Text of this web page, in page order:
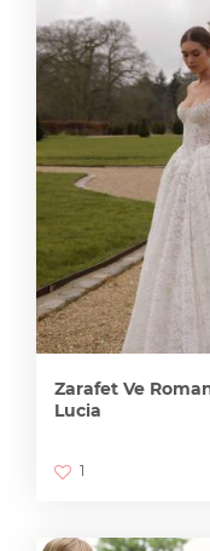
Zarafet Ve
Lucia
1